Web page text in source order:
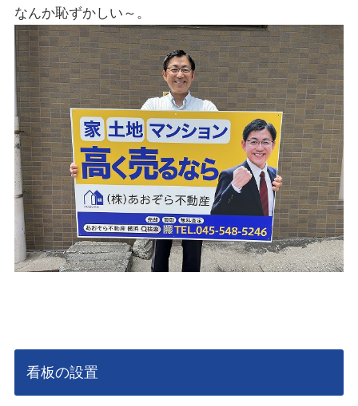
なんか恥ずかしい～。
看板の設置